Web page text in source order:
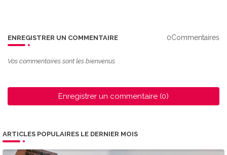
ENREGISTRER UN COMMENTAIRE 0Commentaires
Vos commentaires sont les bienvenus.
Enregistrer un commentaire (0)
ARTICLES POPULAIRES LE DERNIER MOIS